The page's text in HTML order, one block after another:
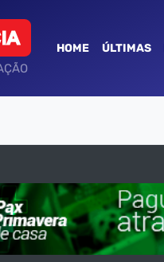
HOME ÚLTIMAS